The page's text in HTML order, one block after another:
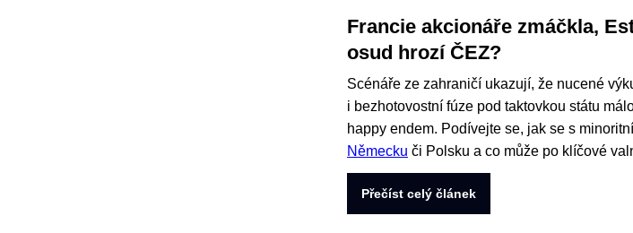
Francie akcionáře zmáčkla,
osud hrozí ČEZ?
Scénáře ze zahraničí ukazují, že nucené
i bezhotovostní fúze pod taktovkou státu
happy endem. Podívejte se, jak se s
Německu či Polsku a co může po klíčové
Přečíst celý článek